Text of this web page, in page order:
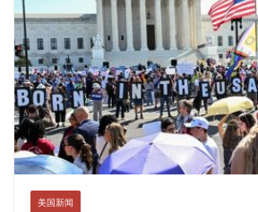
美国新闻